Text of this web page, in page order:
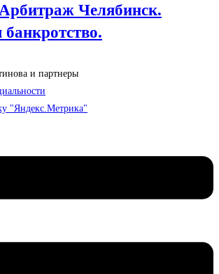
Челябинск.
и партнеры
"Яндекс.Метрика"